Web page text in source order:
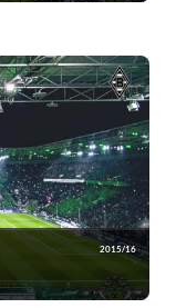
2015/16